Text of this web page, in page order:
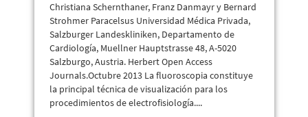
Christiana Schernthaner, Franz Danmayr y Bernard
Strohmer Paracelsus Universidad Médica Privada,
Salzburger Landeskliniken, Departamento de
Cardiología, Muellner Hauptstrasse 48, A-5020
Salzburgo, Austria. Herbert Open Access
Journals.Octubre 2013 La fluoroscopia constituye
la principal técnica de visualización para los
procedimientos de electrofisiología....